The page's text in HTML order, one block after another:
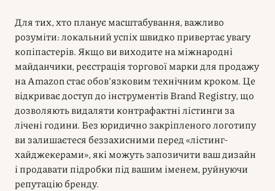
Для тих, хто планує масштабування, важливо
розуміти: локальний успіх швидко привертає увагу
копіпастерів. Якщо ви виходите на міжнародні
майданчики, реєстрація торгової марки для продажу
на Amazon стає обов’язковим технічним кроком. Це
відкриває доступ до інструментів Brand Registry, що
дозволяють видаляти контрафактні лістинги за
лічені години. Без юридично закріпленого логотипу
ви залишаєтеся беззахисними перед «лістинг-
хайджекерами», які можуть запозичити ваш дизайн
і продавати підробки під вашим іменем, руйнуючи
репутацію бренду.